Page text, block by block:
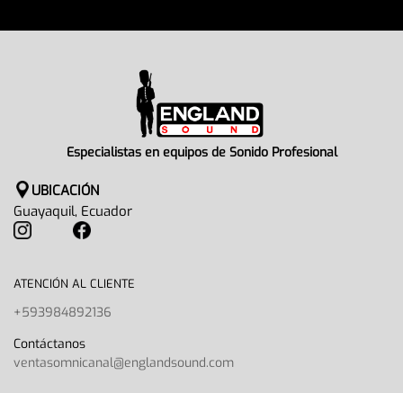
Especialistas en equipos de Sonido Profesional
UBICACIÓN
Guayaquil, Ecuador
ATENCIÓN AL CLIENTE
+593984892136
Contáctanos
ventasomnicanal@englandsound.com